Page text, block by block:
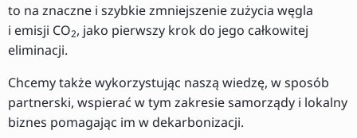
to na znaczne i szybkie zmniejszenie zużycia węgla
i emisji CO2, jako pierwszy krok do jego całkowitej
eliminacji.
Chcemy także wykorzystując naszą wiedzę, w sposób
partnerski, wspierać w tym zakresie samorządy i lokalny
biznes pomagając im w dekarbonizacji.